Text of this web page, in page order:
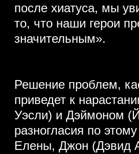
после хиатуса, мы
то, что наши герои
значительным».
Решение проблем,
приведет к
Уэсли) и Дэймоном
разногласия по
Елены, Джон (Дэвид